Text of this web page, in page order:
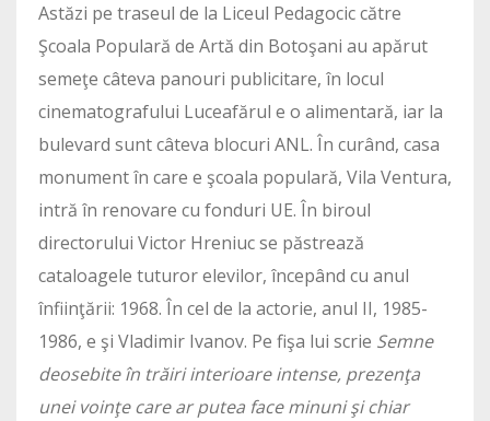
Astăzi pe traseul de la Liceul Pedagocic către
Şcoala Populară de Artă din Botoşani au apărut
semeţe câteva panouri publicitare, în locul
cinematografului Luceafărul e o alimentară, iar la
bulevard sunt câteva blocuri ANL. În curând, casa
monument în care e şcoala populară, Vila Ventura,
intră în renovare cu fonduri UE. În biroul
directorului Victor Hreniuc se păstrează
cataloagele tuturor elevilor, începând cu anul
înfiinţării: 1968. În cel de la actorie, anul II, 1985-
1986, e şi Vladimir Ivanov. Pe fişa lui scrie Semne
deosebite în trăiri interioare intense, prezenţa
unei voinţe care ar putea face minuni şi chiar